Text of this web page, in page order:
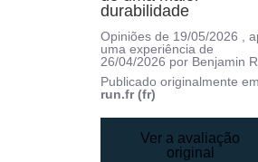
durabilidade
Opiniões de 19/05/2026 ,
uma experiência de
26/04/2026 por Benjamin
Publicado originalmente
run.fr (fr)
Ver a avaliação
original